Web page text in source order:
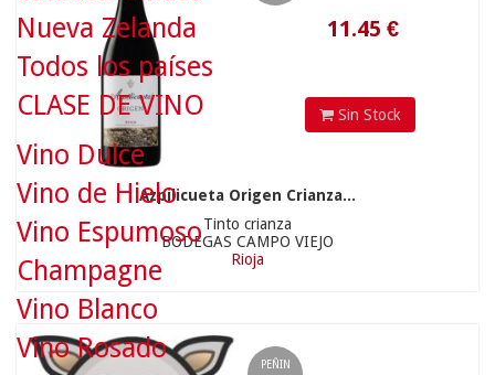
Sin Stock
Azpilicueta Origen Crianza...
Tinto crianza
BODEGAS CAMPO VIEJO
Rioja
PEÑIN
19.8€
Nueva Zelanda
Todos los países
CLASE DE VINO
Vino Dulce
Vino de Hielo
Vino Espumoso
Champagne
Vino Blanco
Vino Rosado